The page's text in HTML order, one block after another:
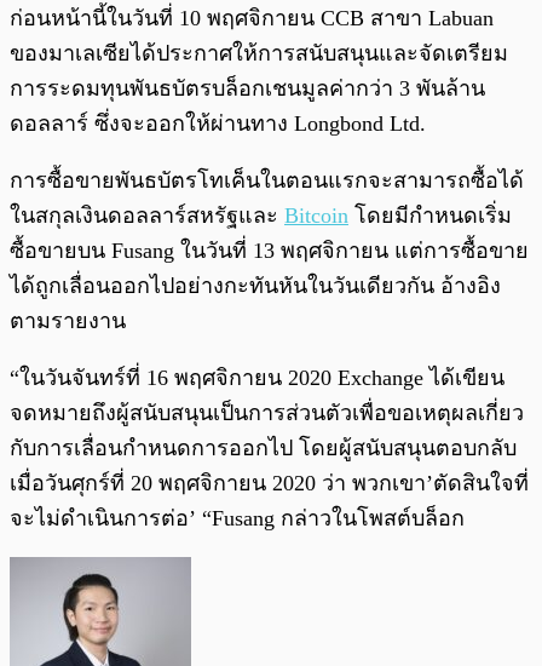
ก่อนหน้านี้ในวันที่ 10 พฤศจิกายน CCB สาขา Labuan
ของมาเลเซียได้ประกาศให้การสนับสนุนและจัดเตรียม
การระดมทุนพันธบัตรบล็อกเชนมูลค่ากว่า 3 พันล้าน
ดอลลาร์ ซึ่งจะออกให้ผ่านทาง Longbond Ltd.
การซื้อขายพันธบัตรโทเค็นในตอนแรกจะสามารถซื้อได้
ในสกุลเงินดอลลาร์สหรัฐและ Bitcoin โดยมีกำหนดเริ่ม
ซื้อขายบน Fusang ในวันที่ 13 พฤศจิกายน แต่การซื้อขาย
ได้ถูกเลื่อนออกไปอย่างกะทันหันในวันเดียวกัน อ้างอิง
ตามรายงาน
“ในวันจันทร์ที่ 16 พฤศจิกายน 2020 Exchange ได้เขียน
จดหมายถึงผู้สนับสนุนเป็นการส่วนตัวเพื่อขอเหตุผลเกี่ยว
กับการเลื่อนกำหนดการออกไป โดยผู้สนับสนุนตอบกลับ
เมื่อวันศุกร์ที่ 20 พฤศจิกายน 2020 ว่า พวกเขา’ตัดสินใจที่
จะไม่ดำเนินการต่อ’ “Fusang กล่าวในโพสต์บล็อก